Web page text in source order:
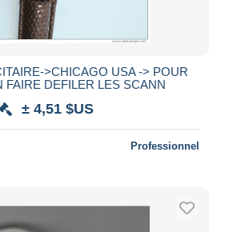
>CHICAGO USA -> POUR
FAIRE DEFILER LES SCANN
± 4,51 $US
Professionnel